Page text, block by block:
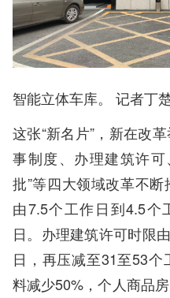
智能立体车库。 记者丁
这张“新名片”，新在改
事制度、办理建筑许
批”等四大领域改革不
由7.5个工作日到4.5
日。办理建筑许可时限
日，再压减至31至53
料减少50%，个人商品